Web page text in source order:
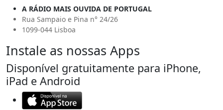
A RÁDIO MAIS OUVIDA DE PORTUGAL
Rua Sampaio e Pina n° 24/26
1099-044 Lisboa
Instale as nossas Apps
Disponível gratuitamente para iPhone,
iPad e Android